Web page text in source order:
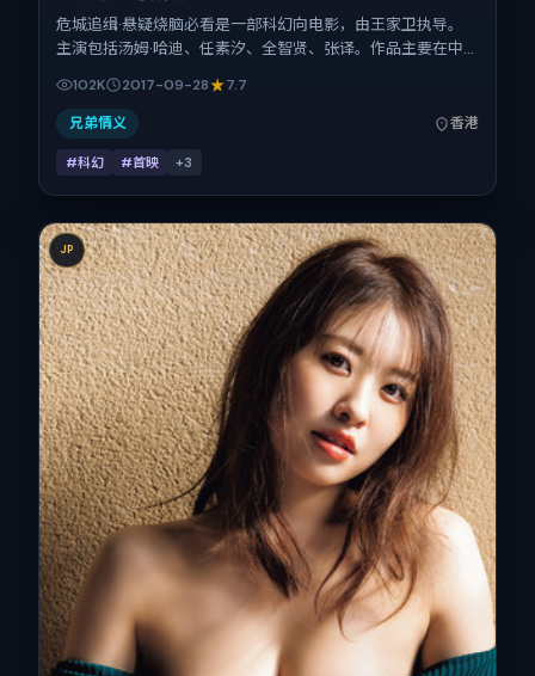
危城追缉·悬疑烧脑必看是一部科幻向电影，由王家卫执导。
主演包括汤姆·哈迪、任素汐、全智贤、张译。作品主要在中
期 2017-09-28，正片时长137分钟。
102K 2017-09-28 7.7
兄弟情义 香港
#科幻 #首映 +3
JP